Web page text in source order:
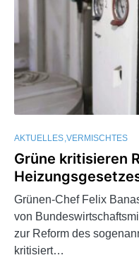
AKTUELLES VERMISCHTES
Grüne kritisieren
Grünen-Chef Felix
von
zur Reform des
kritisiert…